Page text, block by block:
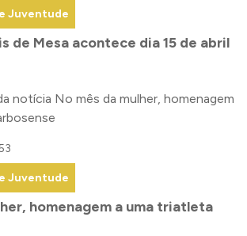
Juventude
de Mesa acontece dia 15 de abril
Juventude
homenagem a uma triatleta